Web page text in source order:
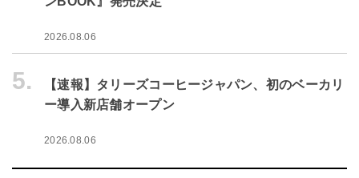
2026.08.06
5.
【速報】タリーズコーヒージャパン、初のベーカリ
ー導入新店舗オープン
2026.08.06